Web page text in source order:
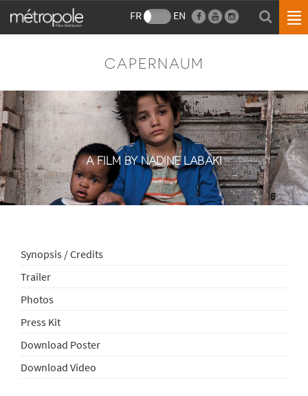
FR EN
CAPERNAUM
A FILM BY NADINE LABAKI
Synopsis / Credits
Trailer
Photos
Press Kit
Download Poster
Download Video